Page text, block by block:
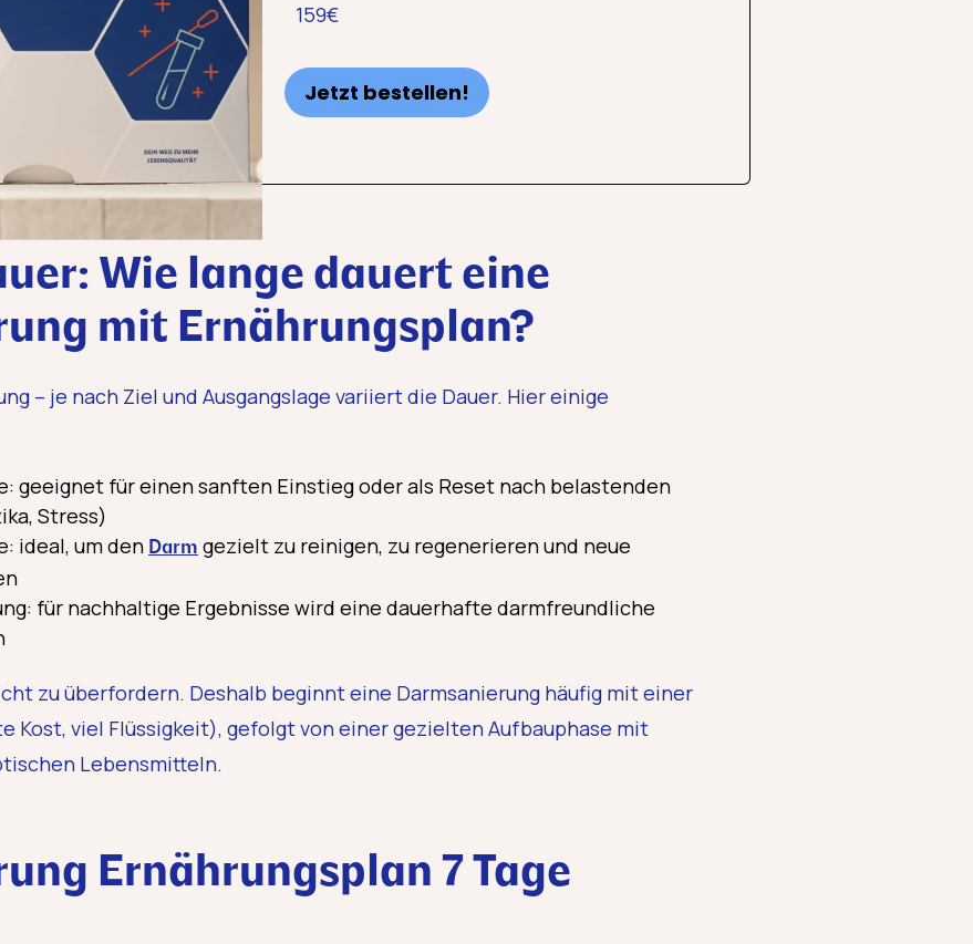
159€
Jetzt bestellen!
Wie lange dauert eine
mit Ernährungsplan?
– je nach Ziel und Ausgangslage variiert die Dauer. Hier einige
geeignet für einen sanften Einstieg oder als Reset nach belastenden
Stress)
ideal, um den Darm gezielt zu reinigen, zu regenerieren und neue
für nachhaltige Ergebnisse wird eine dauerhafte darmfreundliche
zu überfordern. Deshalb beginnt eine Darmsanierung häufig mit einer
Kost, viel Flüssigkeit), gefolgt von einer gezielten Aufbauphase mit
Lebensmitteln.
Ernährungsplan 7 Tage